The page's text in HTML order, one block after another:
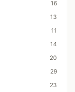
16
13
11
14
20
29
23